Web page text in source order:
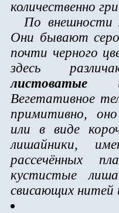
количественно
По внешности
Они бывают
почти черного
здесь
листоватые
Вегетативное
пpимитивно,
или в виде
лишайники,
pассечённых
кустистые
свисающих